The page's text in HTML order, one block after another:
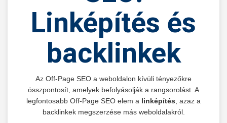
Linképítés és
backlinkek
Az Off-Page SEO a weboldalon kívüli tényezőkre
összpontosít, amelyek befolyásolják a rangsorolást. A
legfontosabb Off-Page SEO elem a linképítés , azaz a
backlinkek megszerzése más weboldalakról.